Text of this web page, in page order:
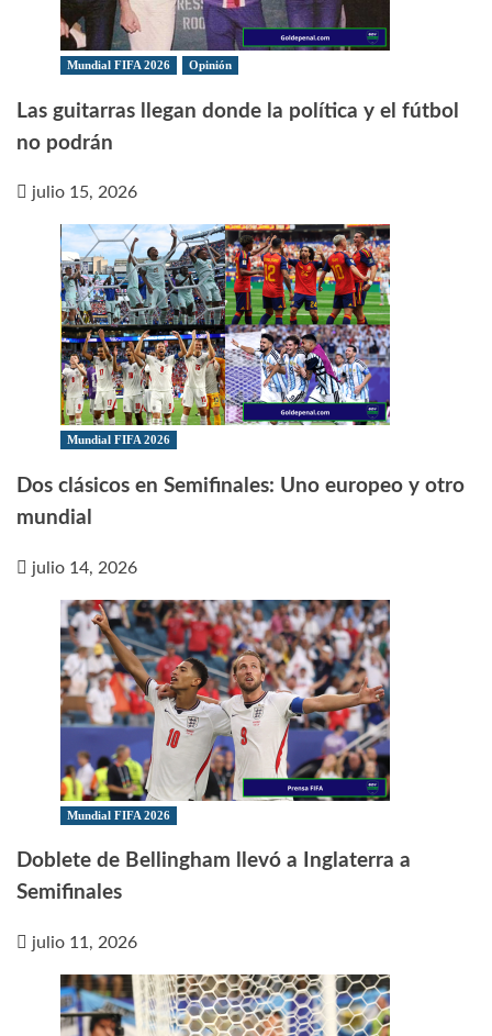
Mundial FIFA 2026 Opinión
Las guitarras llegan donde la política y el fútbol
no podrán
julio 15, 2026
Mundial FIFA 2026
Dos clásicos en Semifinales: Uno europeo y otro
mundial
julio 14, 2026
Mundial FIFA 2026
Doblete de Bellingham llevó a Inglaterra a
Semifinales
julio 11, 2026